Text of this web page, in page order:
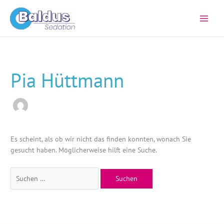
Inhalt
springen
Pia Hüttmann
Es scheint, als ob wir nicht das finden konnten, wonach Sie
gesucht haben. Möglicherweise hilft eine Suche.